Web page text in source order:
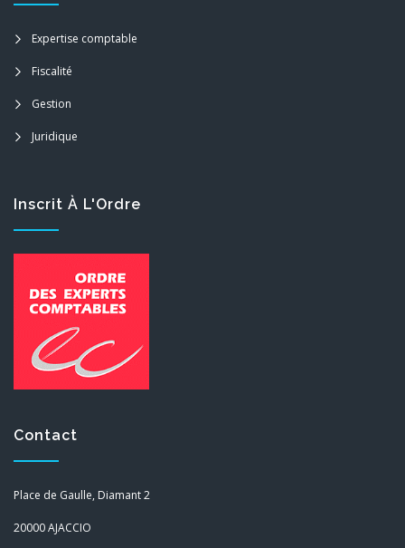
Expertise comptable
Fiscalité
Gestion
Juridique
Inscrit À L'Ordre
Contact
Place de Gaulle, Diamant 2
20000 AJACCIO